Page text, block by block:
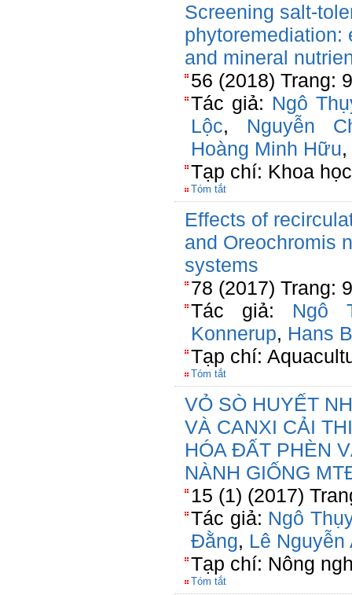
Screening salt-
phytoremediation:
and mineral
56 (2018) Trang:
Tác giả: Ngô
Lộc, Nguyễn
Hoàng Minh Hữu,
Tạp chí: Khoa
Tóm tắt
Effects of
and Oreochromis
systems
78 (2017) Trang:
Tác giả: Ngô
Konnerup, Hans
Tạp chí:
Tóm tắt
VỎ SÒ HUYẾT
VÀ CANXI CẢI
HÓA ĐẤT PHÈN
NÀNH GIỐNG
15 (1) (2017)
Tác giả: Ngô
Đằng, Lê Nguyễn
Tạp chí: Nông
Tóm tắt